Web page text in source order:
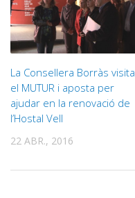
La Consellera Borràs visita
el MUTUR i aposta per
ajudar en la renovació de
l’Hostal Vell
22 ABR., 2016